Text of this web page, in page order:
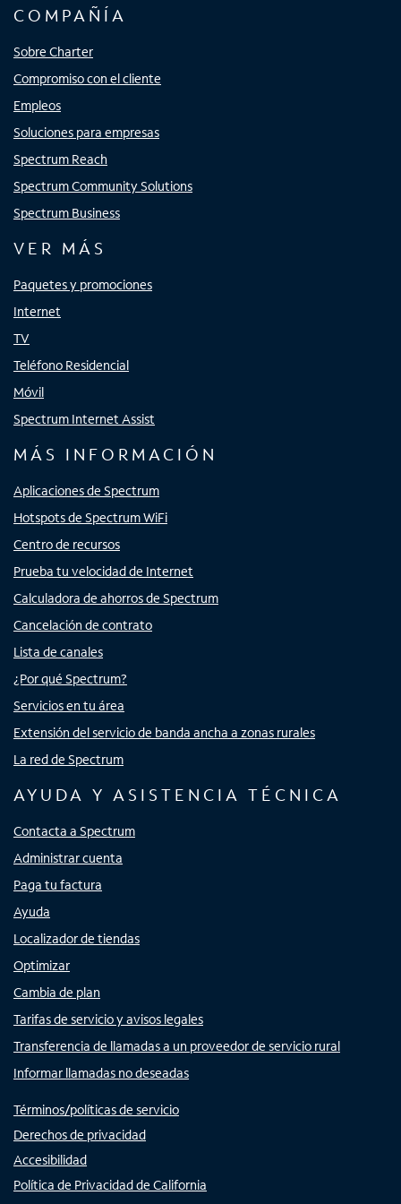
COMPAÑÍA
Sobre Charter
Compromiso con el cliente
Empleos
Soluciones para empresas
Spectrum Reach
Spectrum Community Solutions
Spectrum Business
VER MÁS
Paquetes y promociones
Internet
TV
Teléfono Residencial
Móvil
Spectrum Internet Assist
MÁS INFORMACIÓN
Aplicaciones de Spectrum
Hotspots de Spectrum WiFi
Centro de recursos
Prueba tu velocidad de Internet
Calculadora de ahorros de Spectrum
Cancelación de contrato
Lista de canales
¿Por qué Spectrum?
Servicios en tu área
Extensión del servicio de banda ancha a zonas rurales
La red de Spectrum
AYUDA Y ASISTENCIA TÉCNICA
Contacta a Spectrum
Administrar cuenta
Paga tu factura
Ayuda
Localizador de tiendas
Optimizar
Cambia de plan
Tarifas de servicio y avisos legales
Transferencia de llamadas a un proveedor de servicio rural
Informar llamadas no deseadas
Términos/políticas de servicio
Derechos de privacidad
Accesibilidad
Política de Privacidad de California